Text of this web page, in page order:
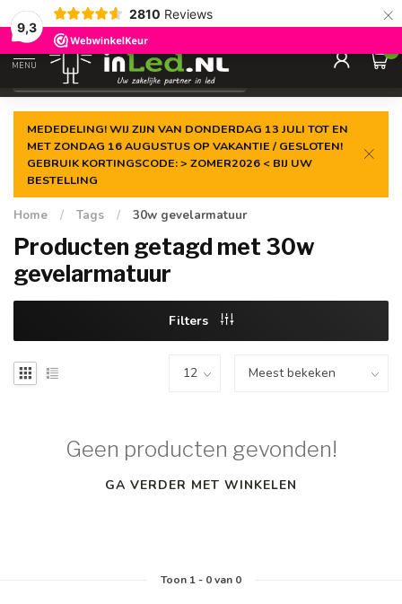
9,3
2810 Reviews ×
Gegarandeerde delaagste prijs
MENU
0
MEDEDELING! WIJ ZIJN VAN DONDERDAG 13 JULI TOT EN
MET ZONDAG 16 AUGUSTUS OP VAKANTIE / GESLOTEN!
GEBRUIK KORTINGSCODE: > ZOMER2026 < BIJ UW
BESTELLING
Home / Tags / 30w gevelarmatuur
Producten getagd met 30w
gevelarmatuur
Filters
Geen producten gevonden!
GA VERDER MET WINKELEN
Toon 1- 0van 0